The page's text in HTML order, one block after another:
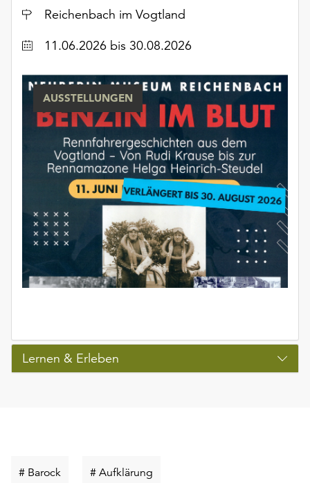
Ort
Reichenbach im Vogtland
Datum11.06.2026 bis 30.08.2026
AUSSTELLUNGEN
Lernen & Erleben
# BarockSchlüsselwort
# Aufklärung